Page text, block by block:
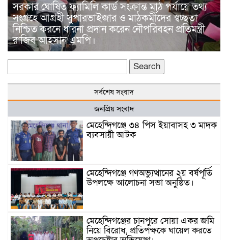
সরকার ঘোষিত ফ্যামিলি কার্ড সংক্রান্ত মাঠ পর্যায়ে তথ্য
সংগ্রহে আগ্রহী সুপারভাইজার ও মাঠকর্মীদের স্বচ্ছতা
নিশ্চিত করনে ধারনা প্রদান করেন নৌপরিবহন প্রতিমন্ত্রী
রাজিব আহসান এমপি।
for:
সর্বশেষ সংবাদ
জনপ্রিয় সংবাদ
মেহেন্দিগঞ্জে ৩৪ পিস ইয়াবাসহ ৩ মাদক
ব্যবসায়ী আটক
মেহেন্দিগঞ্জে গণঅভ্যুত্থানের ২য় বর্ষপূর্তি
উপলক্ষে আলোচনা সভা অনুষ্ঠিত।
মেহেন্দিগঞ্জের চানপুরে সোয়া একর জমি
নিয়ে বিরোধ, প্রতিপক্ষকে ঘায়েল করতে